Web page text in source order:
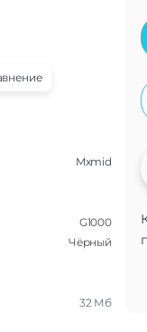
Mxmid
G1000
Чёрный
32 Мб